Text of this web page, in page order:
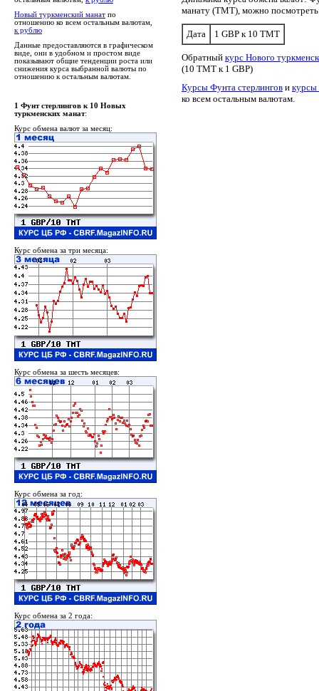
Новый туркменский манат по
отношению ко всем остальным валютам,
к рублю
Данные предоставляются в графическом
виде, они в удобном и простом виде
показывают общие тенденции роста или
снижения курса выбранной валюты по
отношению к остальным валютам.
манату (TMT), можно
Дата 1 GBP к 10 TMT
Обратный курс Нового
(10 TMT к 1 GBP)
Курсы Фунта стерлингов и курсы
ко всем остальным валютам.
1 Фунт стерлингов к 10 Новых
туркменских манат:
Курс обмена валют за месяц:
Курс обмена за три месяца:
Курс обмена за шесть месяцев:
Курс обмена за год:
Курс обмена за 2 года: